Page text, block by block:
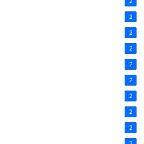
2
2
2
2
2
2
2
2